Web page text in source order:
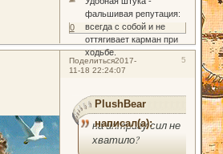
фальшивая репутация:
всегда с собой и не
оттягивает карман при
ходьбе.
0
Поделиться 5
2017-
11-18 22:24:07
PlushBear
написал(а):
на интригу сил не
хватило?